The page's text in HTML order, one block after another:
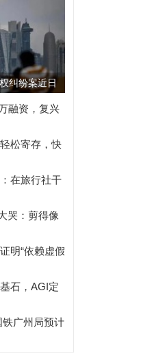
纠纷案近日
融资，复兴
松寄存，快
在旅行社干
哭：剪得像
明“依赖虚假
石，AGI定
广州局预计